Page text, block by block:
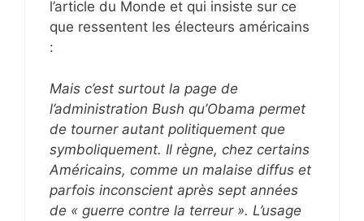
l’article du Monde et qui insiste sur ce
que ressentent les électeurs américains
:
Mais c’est surtout la page de
l’administration Bush qu’Obama permet
de tourner autant politiquement que
symboliquement. Il règne, chez certains
Américains, comme un malaise diffus et
parfois inconscient après sept années
de « guerre contre la terreur ». L’usage